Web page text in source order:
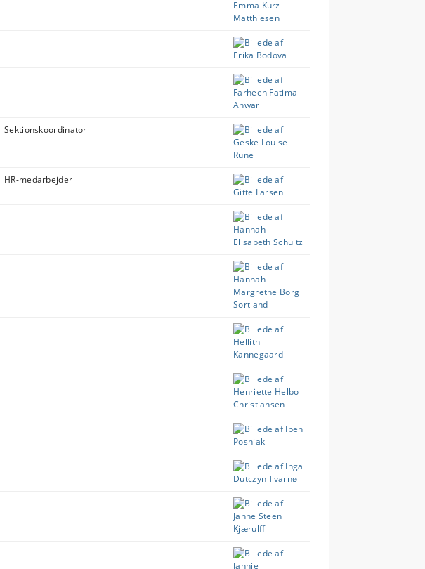
Sektionskoordinator
HR-medarbejder